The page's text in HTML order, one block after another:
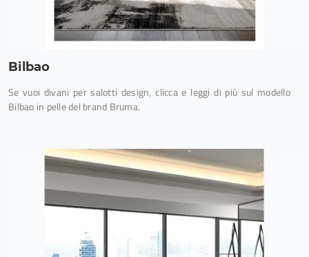
Bilbao
Se vuoi divani per salotti design, clicca e leggi di più sul modello
Bilbao in pelle del brand Bruma.